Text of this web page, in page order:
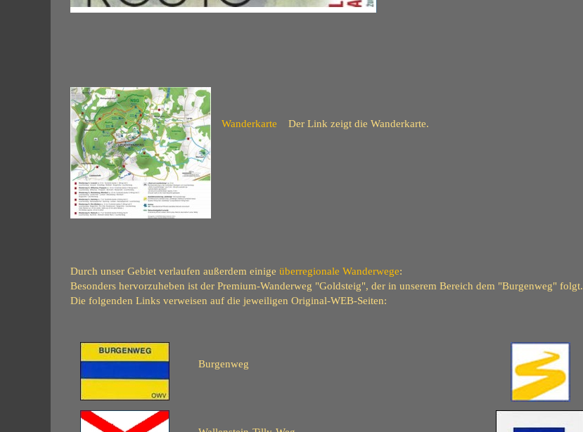
Wanderkarte Der Link zeigt die Wanderkarte.
Durch unser Gebiet verlaufen außerdem einige überregionale Wanderwege:
Besonders hervorzuheben ist der Premium-Wanderweg "Goldsteig", der in unserem Bereich dem "Burgenweg" folgt.
Die folgenden Links verweisen auf die jeweiligen Original-WEB-Seiten:
Burgenweg